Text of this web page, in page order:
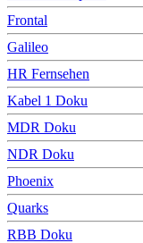
Frontal
Galileo
HR Fernsehen
Kabel 1 Doku
MDR Doku
NDR Doku
Phoenix
Quarks
RBB Doku